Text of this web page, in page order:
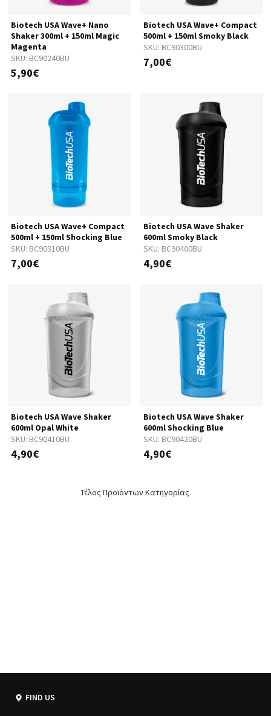
SKU: BC90240BU
Biotech USA Wave+ Nano
Shaker 300ml + 150ml Magic
Magenta
5,90€
SKU: BC90300BU
Biotech USA Wave+ Compact
500ml + 150ml Smoky Black
7,00€
SKU: BC90310BU
Biotech USA Wave+ Compact
500ml + 150ml Shocking Blue
7,00€
SKU: BC90400BU
Biotech USA Wave Shaker
600ml Smoky Black
4,90€
SKU: BC90410BU
Biotech USA Wave Shaker
600ml Opal White
4,90€
SKU: BC90420BU
Biotech USA Wave Shaker
600ml Shocking Blue
4,90€
Τέλος Προϊόντων Κατηγορίας.
FIND US